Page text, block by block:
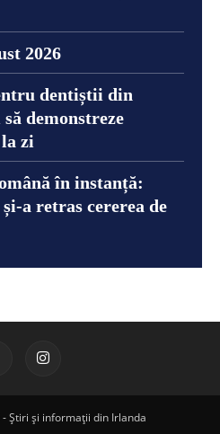
2026
dentiștii din
demonstreze
zi
în instanță:
a retras cererea de
Știri și informații din Irlanda